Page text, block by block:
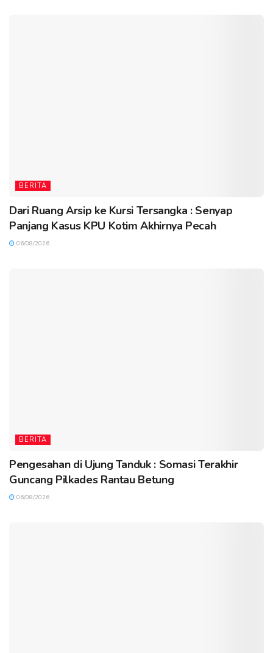
BERITA
Dari Ruang Arsip ke Kursi Tersangka : Senyap
Panjang Kasus KPU Kotim Akhirnya Pecah
06/08/2026
BERITA
Pengesahan di Ujung Tanduk : Somasi Terakhir
Guncang Pilkades Rantau Betung
06/08/2026